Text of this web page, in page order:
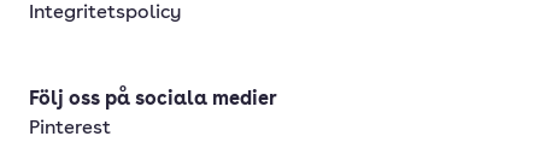
Integritetspolicy
Följ oss på sociala medier
Pinterest